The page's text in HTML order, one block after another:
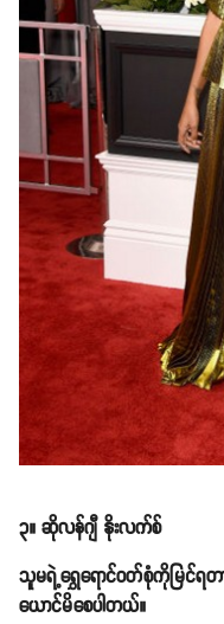
၃။ ဆိုလန်ဂျီ နိုးလက်စ်
သူမရဲ့ရွှေရောင်ဝတ်စုံကိုမြင်
ယောင်မိစေပါတယ်။